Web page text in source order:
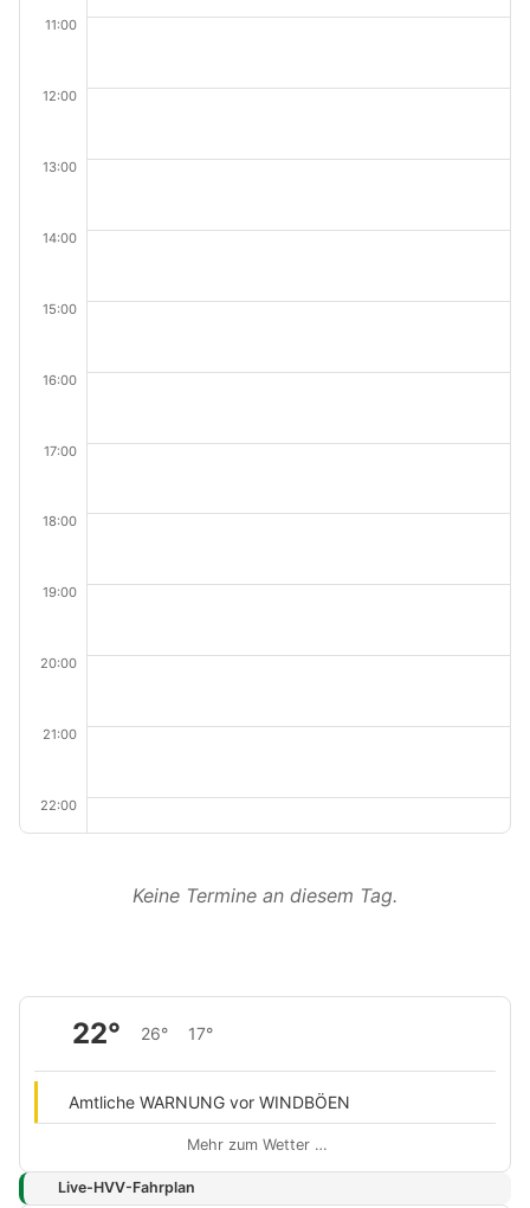
11:00
12:00
13:00
14:00
15:00
16:00
17:00
18:00
19:00
20:00
21:00
22:00
Keine Termine an diesem Tag.
22° 26° 17°
Amtliche WARNUNG vor WINDBÖEN
Mehr zum Wetter …
Live-HVV-Fahrplan